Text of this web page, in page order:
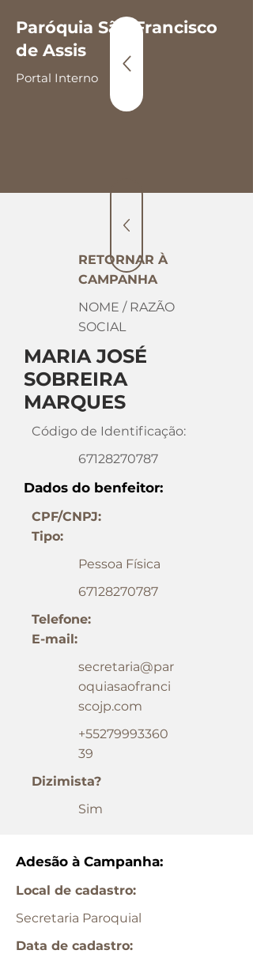
Paróquia São Francisco
de Assis
Portal Interno
RETORNAR À
CAMPANHA
NOME / RAZÃO
SOCIAL
MARIA JOSÉ
SOBREIRA
MARQUES
Código de Identificação:
67128270787
Dados do benfeitor:
CPF/CNPJ:
Tipo:
Pessoa Física
67128270787
Telefone:
E-mail:
secretaria@par
oquiasaofranci
scojp.com
+55279993360
39
Dizimista?
Sim
Adesão à Campanha:
Local de cadastro:
Secretaria Paroquial
Data de cadastro: